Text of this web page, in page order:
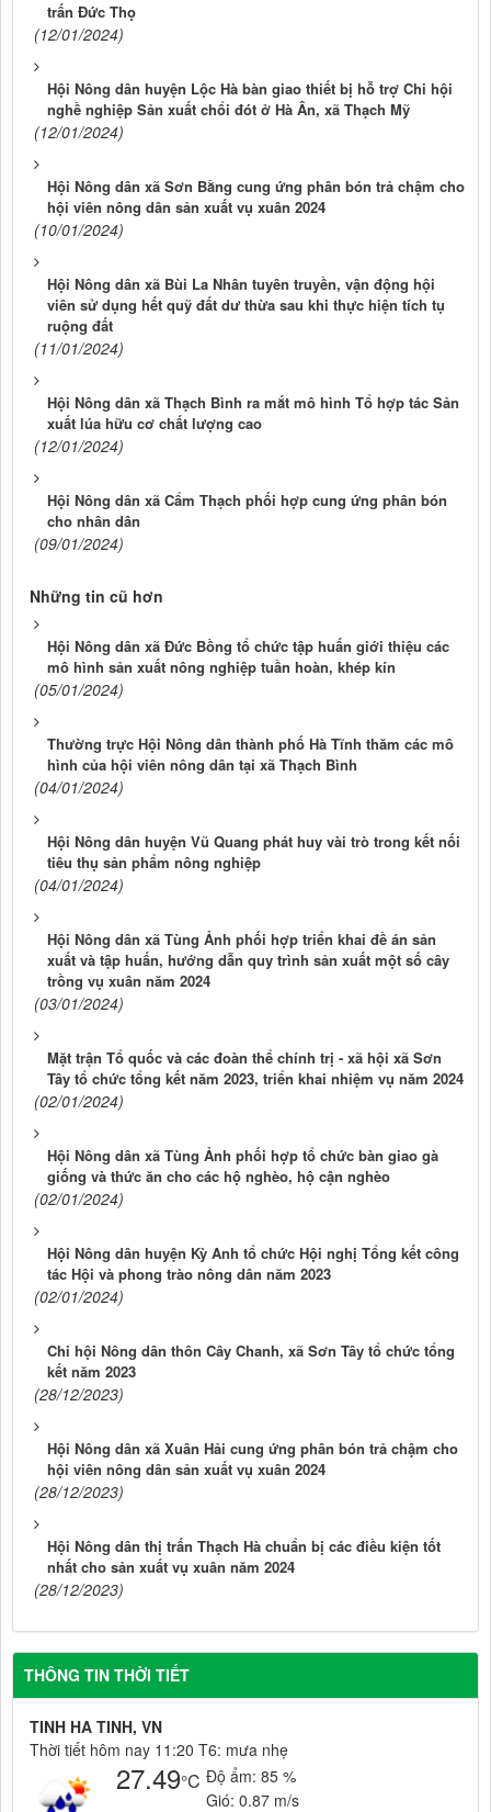
trấn Đức Thọ
(12/01/2024)
Hội Nông dân huyện Lộc Hà bàn giao thiết bị hỗ trợ Chi hội
nghề nghiệp Sản xuất chổi đót ở Hà Ân, xã Thạch Mỹ
(12/01/2024)
Hội Nông dân xã Sơn Bằng cung ứng phân bón trả chậm cho
hội viên nông dân sản xuất vụ xuân 2024
(10/01/2024)
Hội Nông dân xã Bùi La Nhân tuyên truyền, vận động hội
viên sử dụng hết quỹ đất dư thừa sau khi thực hiện tích tụ
ruộng đất
(11/01/2024)
Hội Nông dân xã Thạch Bình ra mắt mô hình Tổ hợp tác Sản
xuất lúa hữu cơ chất lượng cao
(12/01/2024)
Hội Nông dân xã Cẩm Thạch phối hợp cung ứng phân bón
cho nhân dân
(09/01/2024)
Những tin cũ hơn
Hội Nông dân xã Đức Bồng tổ chức tập huấn giới thiệu các
mô hình sản xuất nông nghiệp tuần hoàn, khép kín
(05/01/2024)
Thường trực Hội Nông dân thành phố Hà Tĩnh thăm các mô
hình của hội viên nông dân tại xã Thạch Bình
(04/01/2024)
Hội Nông dân huyện Vũ Quang phát huy vài trò trong kết nối
tiêu thụ sản phẩm nông nghiệp
(04/01/2024)
Hội Nông dân xã Tùng Ảnh phối hợp triển khai đề án sản
xuất và tập huấn, hướng dẫn quy trình sản xuất một số cây
trồng vụ xuân năm 2024
(03/01/2024)
Mặt trận Tổ quốc và các đoàn thể chính trị - xã hội xã Sơn
Tây tổ chức tổng kết năm 2023, triển khai nhiệm vụ năm 2024
(02/01/2024)
Hội Nông dân xã Tùng Ảnh phối hợp tổ chức bàn giao gà
giống và thức ăn cho các hộ nghèo, hộ cận nghèo
(02/01/2024)
Hội Nông dân huyện Kỳ Anh tổ chức Hội nghị Tổng kết công
tác Hội và phong trào nông dân năm 2023
(02/01/2024)
Chi hội Nông dân thôn Cây Chanh, xã Sơn Tây tổ chức tổng
kết năm 2023
(28/12/2023)
Hội Nông dân xã Xuân Hải cung ứng phân bón trả chậm cho
hội viên nông dân sản xuất vụ xuân 2024
(28/12/2023)
Hội Nông dân thị trấn Thạch Hà chuẩn bị các điều kiện tốt
nhất cho sản xuất vụ xuân năm 2024
(28/12/2023)
THÔNG TIN THỜI TIẾT
TINH HA TINH, VN
Thời tiết hôm nay 11:20 T6: mưa nhẹ
27.49°C Độ ẩm: 85 %
Gió: 0.87 m/s